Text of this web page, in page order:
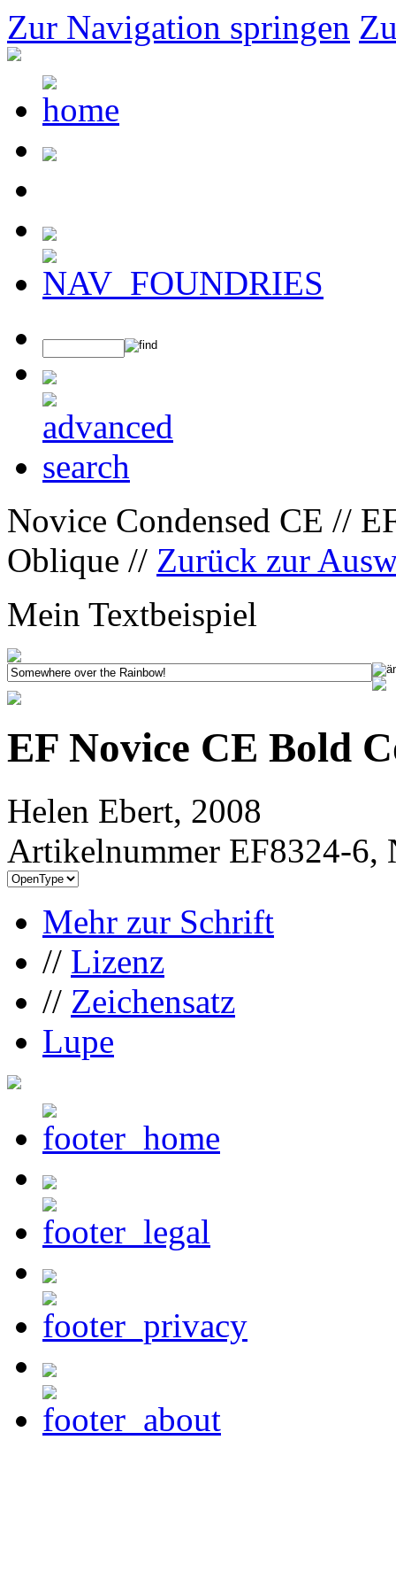
Zur Navigation springen
Novice Condensed CE //
Oblique // Zurück zur
Mein Textbeispiel
EF Novice CE Bold
Helen Ebert, 2008
Artikelnummer EF8324-6,
Mehr zur Schrift
// Lizenz
// Zeichensatz
Lupe